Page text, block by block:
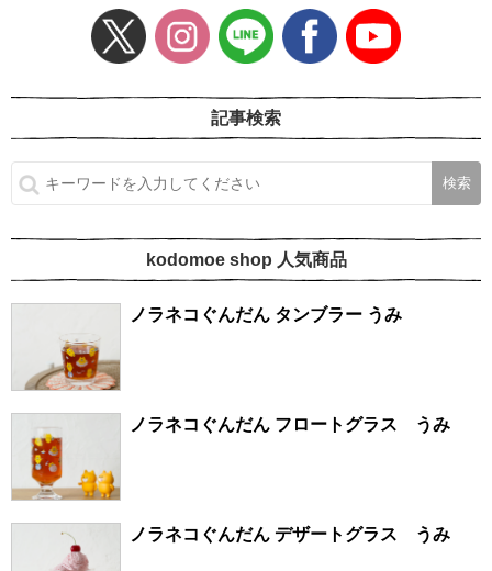
記事検索
kodomoe shop 人気商品
ノラネコぐんだん タンブラー うみ
ノラネコぐんだん フロートグラス うみ
ノラネコぐんだん デザートグラス うみ